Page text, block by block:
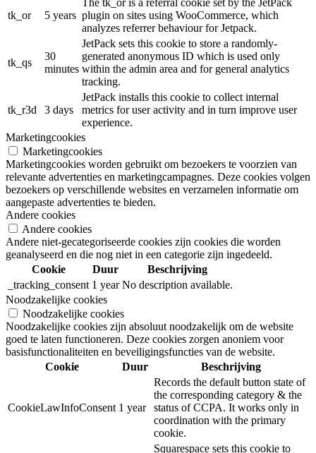
tk_or 5 years
The tk_or is a referral cookie set by the JetPack
plugin on sites using WooCommerce, which
analyzes referrer behaviour for Jetpack.
tk_qs
30
minutes
JetPack sets this cookie to store a randomly-
generated anonymous ID which is used only
within the admin area and for general analytics
tracking.
tk_r3d 3 days
JetPack installs this cookie to collect internal
metrics for user activity and in turn improve user
experience.
Marketingcookies
Marketingcookies
Marketingcookies worden gebruikt om bezoekers te voorzien van
relevante advertenties en marketingcampagnes. Deze cookies volgen
bezoekers op verschillende websites en verzamelen informatie om
aangepaste advertenties te bieden.
Andere cookies
Andere cookies
Andere niet-gecategoriseerde cookies zijn cookies die worden
geanalyseerd en die nog niet in een categorie zijn ingedeeld.
Cookie
Duur
Beschrijving
_tracking_consent 1 year No description available.
Noodzakelijke cookies
Noodzakelijke cookies
Noodzakelijke cookies zijn absoluut noodzakelijk om de website
goed te laten functioneren. Deze cookies zorgen anoniem voor
basisfunctionaliteiten en beveiligingsfuncties van de website.
Cookie
Duur Beschrijving
CookieLawInfoConsent 1 year
Records the default button state of
the corresponding category & the
status of CCPA. It works only in
coordination with the primary
cookie.
Squarespace sets this cookie to